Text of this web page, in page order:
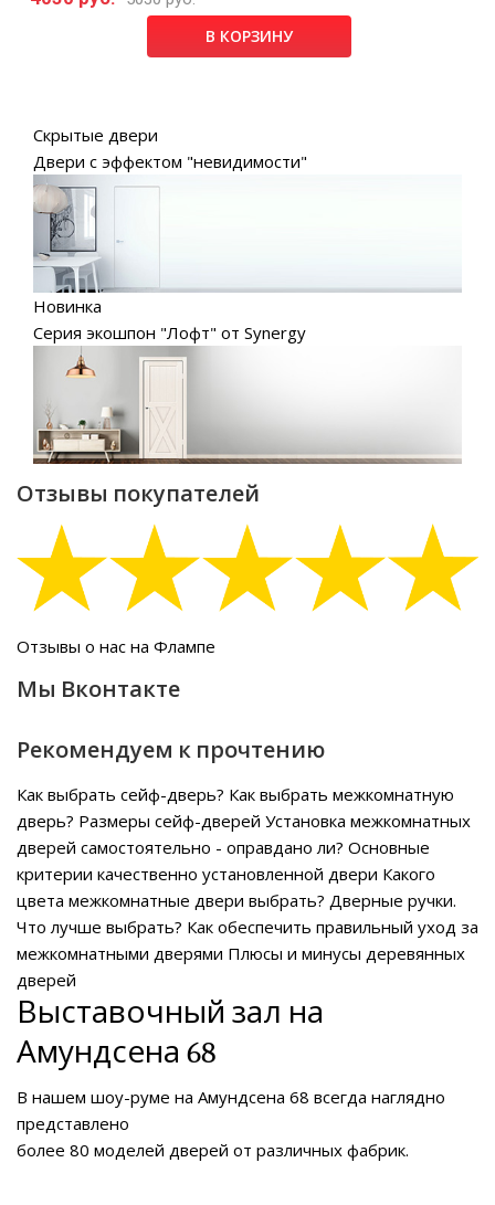
В КОРЗИНУ
Скрытые двери
Двери с эффектом "невидимости"
Новинка
Серия экошпон "Лофт" от Synergy
Отзывы покупателей
Отзывы о нас на Флампе
Мы Вконтакте
Рекомендуем к прочтению
Как выбрать сейф-дверь? Как выбрать межкомнатную
дверь? Размеры сейф-дверей Установка межкомнатных
дверей самостоятельно - оправдано ли? Основные
критерии качественно установленной двери Какого
цвета межкомнатные двери выбрать? Дверные ручки.
Что лучше выбрать? Как обеспечить правильный уход за
межкомнатными дверями Плюсы и минусы деревянных
дверей
Выставочный зал на
Амундсена 68
В нашем шоу-руме на Амундсена 68 всегда наглядно
представлено
более 80 моделей дверей от различных фабрик.